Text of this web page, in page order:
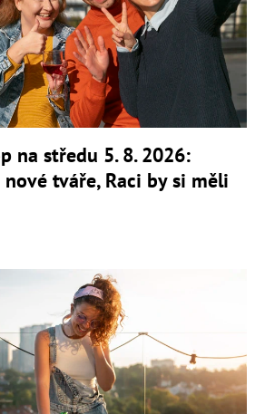
na středu 5. 8. 2026:
tváře, Raci by si měli